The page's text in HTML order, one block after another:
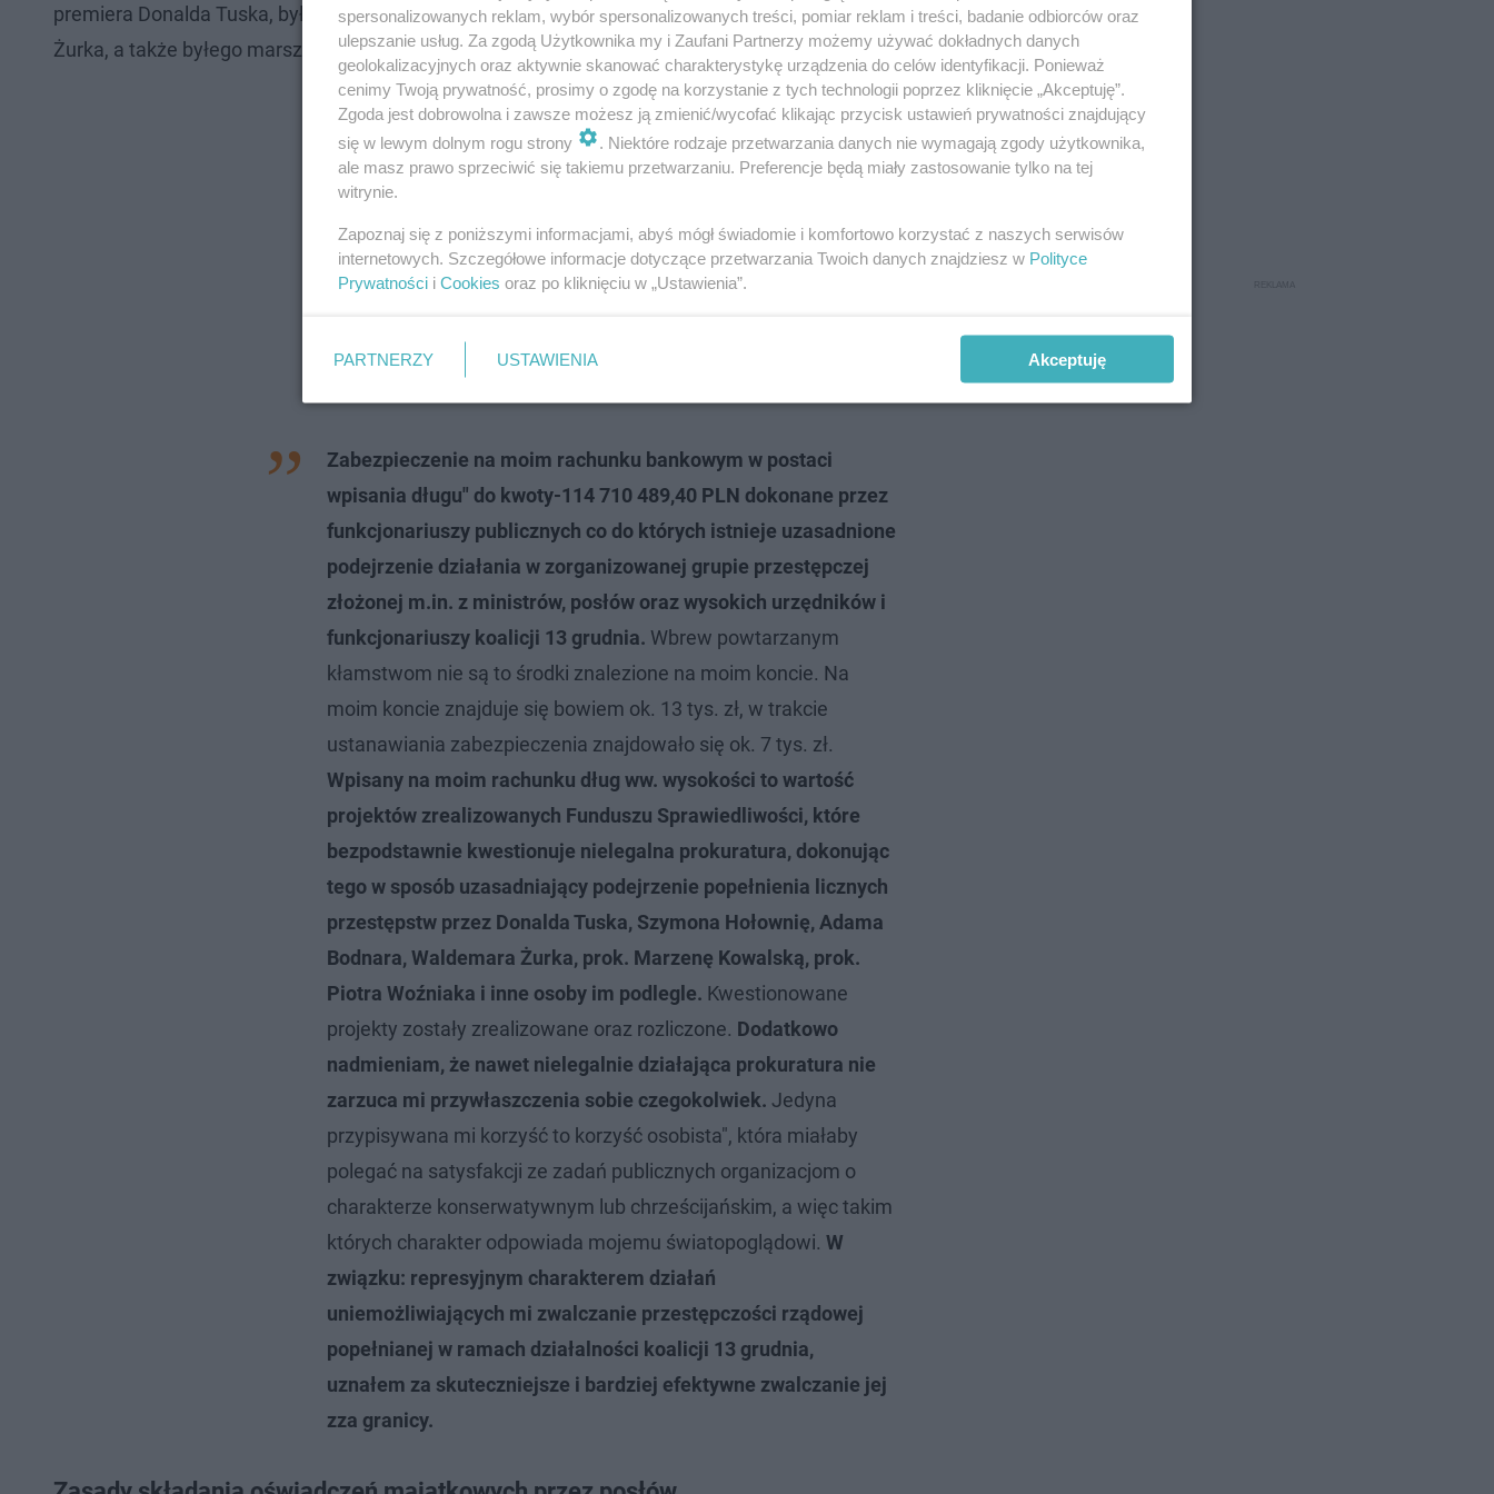
premiera Donalda Tuska, byłego szefa resortu sprawiedliwości Adama Bodnara, urzędującego ministra Waldemara
Żurka, a także byłego marszałka Sejmu Szymona Hołownię.
Zabezpieczenie na moim rachunku bankowym w postaci
wpisania długu" do kwoty-114 710 489,40 PLN dokonane przez
funkcjonariuszy publicznych co do których istnieje uzasadnione
podejrzenie działania w zorganizowanej grupie przestępczej
złożonej m.in. z ministrów, posłów oraz wysokich urzędników i
funkcjonariuszy koalicji 13 grudnia. Wbrew powtarzanym
kłamstwom nie są to środki znalezione na moim koncie. Na
moim koncie znajduje się bowiem ok. 13 tys. zł, w trakcie
ustanawiania zabezpieczenia znajdowało się ok. 7 tys. zł.
Wpisany na moim rachunku dług ww. wysokości to wartość
projektów zrealizowanych Funduszu Sprawiedliwości, które
bezpodstawnie kwestionuje nielegalna prokuratura, dokonując
tego w sposób uzasadniający podejrzenie popełnienia licznych
przestępstw przez Donalda Tuska, Szymona Hołownię, Adama
Bodnara, Waldemara Żurka, prok. Marzenę Kowalską, prok.
Piotra Woźniaka i inne osoby im podlegle. Kwestionowane
projekty zostały zrealizowane oraz rozliczone. Dodatkowo
nadmieniam, że nawet nielegalnie działająca prokuratura nie
zarzuca mi przywłaszczenia sobie czegokolwiek. Jedyna
przypisywana mi korzyść to korzyść osobista", która miałaby
polegać na satysfakcji ze zadań publicznych organizacjom o
charakterze konserwatywnym lub chrześcijańskim, a więc takim
których charakter odpowiada mojemu światopoglądowi. W
związku: represyjnym charakterem działań
uniemożliwiających mi zwalczanie przestępczości rządowej
popełnianej w ramach działalności koalicji 13 grudnia,
uznałem za skuteczniejsze i bardziej efektywne zwalczanie jej
zza granicy.
spersonalizowanych reklam, wybór spersonalizowanych treści, pomiar reklam i treści, badanie odbiorców oraz
ulepszanie usług. Za zgodą Użytkownika my i Zaufani Partnerzy możemy używać dokładnych danych
geolokalizacyjnych oraz aktywnie skanować charakterystykę urządzenia do celów identyfikacji. Ponieważ
cenimy Twoją prywatność, prosimy o zgodę na korzystanie z tych technologii poprzez kliknięcie „Akceptuję”.
Zgoda jest dobrowolna i zawsze możesz ją zmienić/wycofać klikając przycisk ustawień prywatności znajdujący
się w lewym dolnym rogu strony
. Niektóre rodzaje przetwarzania danych nie wymagają zgody użytkownika,
ale masz prawo sprzeciwić się takiemu przetwarzaniu. Preferencje będą miały zastosowanie tylko na tej
witrynie.
Zapoznaj się z poniższymi informacjami, abyś mógł świadomie i komfortowo korzystać z naszych serwisów
internetowych. Szczegółowe informacje dotyczące przetwarzania Twoich danych znajdziesz w Polityce
Prywatności i Cookies oraz po kliknięciu w „Ustawienia”.
PARTNERZY USTAWIENIA Akceptuję